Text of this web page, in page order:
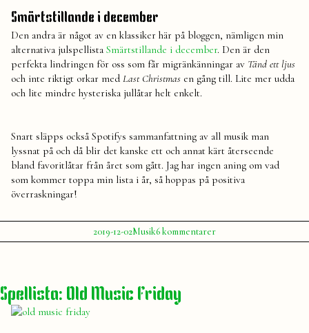
Smärtstillande i december
Den andra är något av en klassiker här på bloggen, nämligen min
alternativa julspellista Smärtstillande i december. Den är den
perfekta lindringen för oss som får migränkänningar av Tänd ett ljus
och inte riktigt orkar med Last Christmas en gång till. Lite mer udda
och lite mindre hysteriska jullåtar helt enkelt.
Snart släpps också Spotifys sammanfattning av all musik man
lyssnat på och då blir det kanske ett och annat kärt återseende
bland favoritlåtar från året som gått. Jag har ingen aning om vad
som kommer toppa min lista i år, så hoppas på positiva
överraskningar!
Publicerat
av
Julia
2019-12-02Publicerat
i
MusikEtiketter:
spellista,
6 kommentarertill
Ljud
Spellista: Old Music Friday